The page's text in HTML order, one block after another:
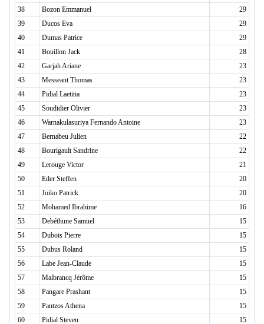
38
Bozon Emmanuel
29
39
Ducos Eva
29
40
Dumas Patrice
29
41
Bouillon Jack
28
42
Garjah Ariane
23
43
Messeant Thomas
23
44
Pidial Laetitia
23
45
Soudidier Olivier
23
46
Warnakulasuriya Fernando Antoine
23
47
Bernabeu Julien
22
48
Bourigault Sandrine
22
49
Lerouge Victor
21
50
Eder Steffen
20
51
Joiko Patrick
20
52
Mohamed Ibrahime
16
53
Debéthune Samuel
15
54
Dubois Pierre
15
55
Dubus Roland
15
56
Labe Jean-Claude
15
57
Malbrancq Jérôme
15
58
Pangare Prashant
15
59
Pantzos Athena
15
60
Pidial Steven
15